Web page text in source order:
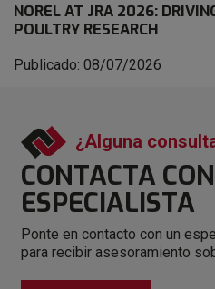
NOREL AT JRA 2026:
POULTRY RESEARCH
Publicado: 08/07/2026
¿Alguna
CONTACTA CON
ESPECIALISTA
Ponte en contacto con un
para recibir asesoramiento